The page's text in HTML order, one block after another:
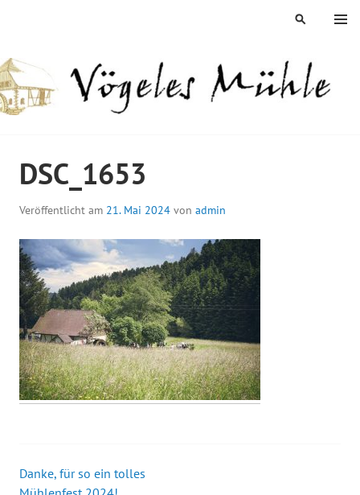
MENÜ
SUCHEN
DSC_1653
Veröffentlicht am 21. Mai 2024 von admin
Beitrags-
Danke, für so ein tolles